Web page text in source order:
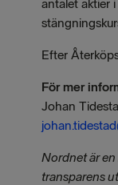
antalet aktier
Efter
För mer
Johan
Nordnet är
transparens